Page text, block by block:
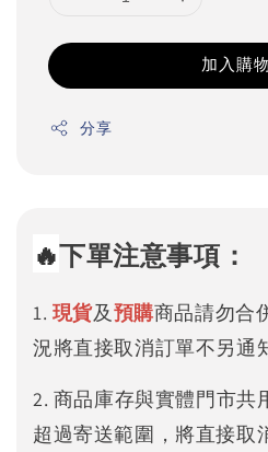
加入購
分享
🔥下單注意事項：
1. 現貨及預購商品請勿合
況將直接取消訂單不另通
2. 商品庫存與實體門市共
超過寄送範圍，將直接取